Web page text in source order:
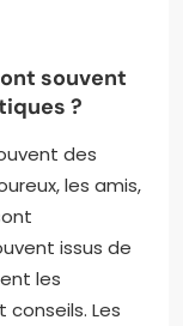
souvent
?
des
les amis,
issus de
les
Les